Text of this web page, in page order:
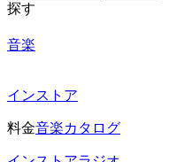
探す
音楽
インストア
料金音楽カタログ